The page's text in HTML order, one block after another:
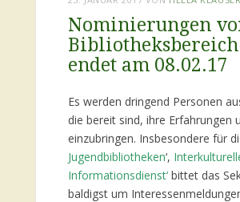
Nominierungen
endet am 08.02.17
Es werden dringend Personen
die bereit sind, ihre Erfahrungen
einzubringen. Insbesondere für
Jugendbibliotheken‘,
Informationsdienst‘ bittet das
baldigst um